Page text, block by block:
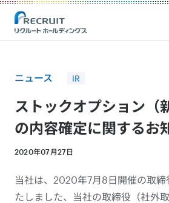
Recruit Holdings
ニュース IR
ストックオプション（
の内容確定に関するお
2020年07月27日
当社は、2020年7月8日開催の取締
たしました、当社の取締役（社外